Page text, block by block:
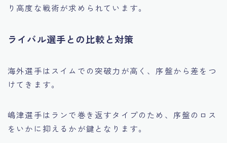
り高度な戦術が求められています。
ライバル選手との比較と対策
海外選手はスイムでの突破力が高く、序盤から差をつ
けてきます。
嶋津選手はランで巻き返すタイプのため、序盤のロス
をいかに抑えるかが鍵となります。